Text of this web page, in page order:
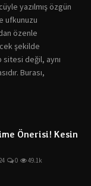
yazılmış özgün
ufkunuzu
özenle
şekilde
sitesi değil, aynı
Burası,
Önerisi! Kesin
0 49.1k